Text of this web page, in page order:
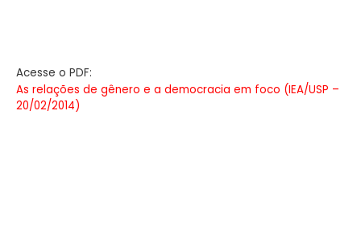
Acesse o PDF:
As relações de gênero e a democracia em foco (IEA/USP –
20/02/2014)